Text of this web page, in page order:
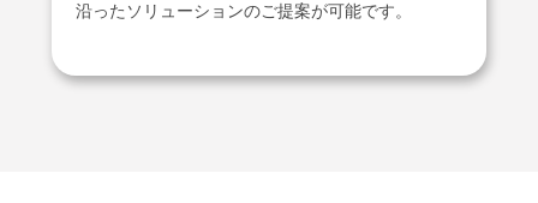
沿ったソリューションのご提案が可能です。